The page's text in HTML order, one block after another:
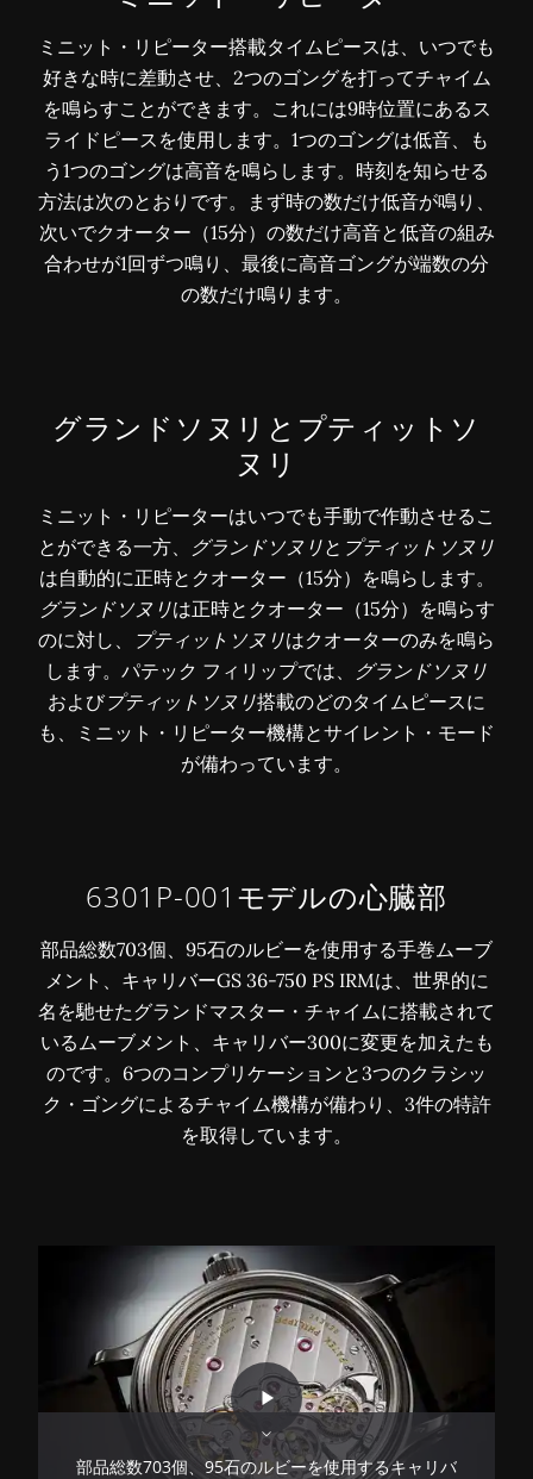
ミニット・リピーター搭載タイムピースは、いつでも
好きな時に差動させ、2つのゴングを打ってチャイム
を鳴らすことができます。これには9時位置にあるス
ライドピースを使用します。1つのゴングは低音、も
う1つのゴングは高音を鳴らします。時刻を知らせる
方法は次のとおりです。まず時の数だけ低音が鳴り、
次いでクオーター（15分）の数だけ高音と低音の組み
合わせが1回ずつ鳴り、最後に高音ゴングが端数の分
の数だけ鳴ります。
グランドソヌリ とプティットソ
ヌリ
ミニット・リピーターはいつでも手動で作動させるこ
とができる一方、
グランドソヌリと プティットソヌリ
は自動的に正時とクオーター（15分）を鳴らします。
グランドソヌリは正時とクオーター（15分）を鳴らす
のに対し、
プティットソヌリはクオーターのみを鳴ら
します。パテック フィリップでは、
グランドソヌリ
およびプティットソヌリ搭載のどのタイムピースに
も、ミニット・リピーター機構とサイレント・モード
が備わっています。
6301P-001モデルの心臓部
部品総数703個、95石のルビーを使用する手巻ムーブ
メント、キャリバーGS 36-750 PS IRMは、世界的に
名を馳せたグランドマスター・チャイムに搭載されて
いるムーブメント、キャリバー300に変更を加えたも
のです。6つのコンプリケーションと3つのクラシッ
ク・ゴングによるチャイム機構が備わり、3件の特許
を取得しています。
部品総数703個、95石のルビーを使用するキャリバ